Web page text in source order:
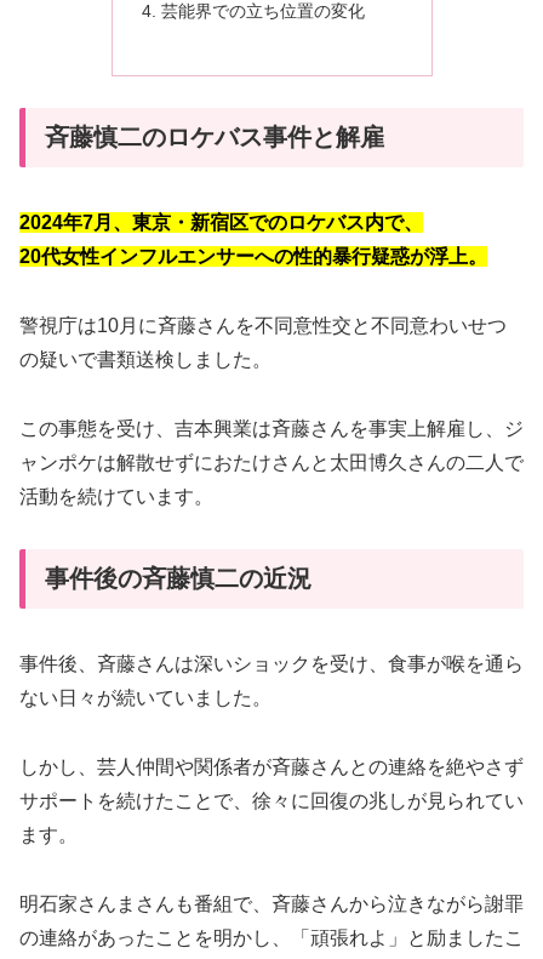
芸能界での立ち位置の変化
斉藤慎二のロケバス事件と解雇
2024年7月、東京・新宿区でのロケバス内で、
20代女性インフルエンサーへの性的暴行疑惑が浮上。
警視庁は10月に斉藤さんを不同意性交と不同意わいせつ
の疑いで書類送検しました。
この事態を受け、吉本興業は斉藤さんを事実上解雇し、ジ
ャンポケは解散せずにおたけさんと太田博久さんの二人で
活動を続けています。
事件後の斉藤慎二の近況
事件後、斉藤さんは深いショックを受け、食事が喉を通ら
ない日々が続いていました。
しかし、芸人仲間や関係者が斉藤さんとの連絡を絶やさず
サポートを続けたことで、徐々に回復の兆しが見られてい
ます。
明石家さんまさんも番組で、斉藤さんから泣きながら謝罪
の連絡があったことを明かし、「頑張れよ」と励ましたこ